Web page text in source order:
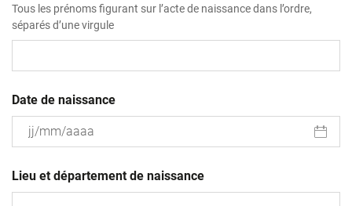
Tous les prénoms figurant sur l’acte de naissance dans l’ordre,
séparés d’une virgule
Date de naissance
slash
MM
Lieu et département de naissance